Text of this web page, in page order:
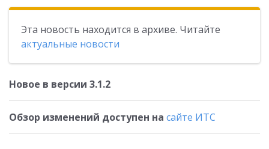
Эта новость находится в архиве. Читайте
актуальные новости
Новое в версии 3.1.2
Обзор изменений доступен на сайте ИТС